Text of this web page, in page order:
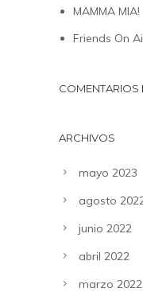
MAMMA MIA!
Friends On
COMENTARIOS
ARCHIVOS
mayo 2023
agosto
junio 2022
abril 2022
marzo 2022